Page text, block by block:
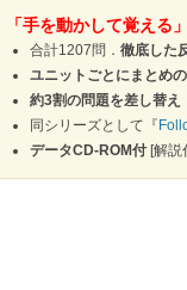
「手を動かして覚え
合計1207問． 徹底した
ユニットごとにまとめ
約3割の問題を差し替え
同シリーズとして『
データCD-ROM付 [解